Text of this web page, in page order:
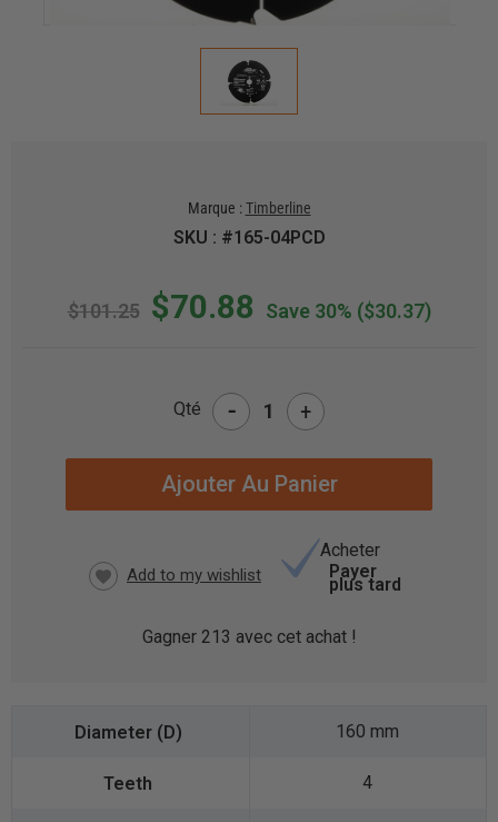
Marque : Timberline
SKU : #165-04PCD
$101.25 $70.88 Save 30% ($30.37)
Qté - +
Acheter
Payer
plus tard
Gagner 213 avec cet achat !
160 mm
4